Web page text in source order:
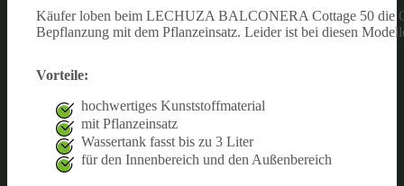
Käufer loben beim LECHUZA BALCONERA Cottage 50 die
Bepflanzung mit dem Pflanzeinsatz. Leider ist bei diesen
Vorteile:
hochwertiges Kunststoffmaterial
mit Pflanzeinsatz
Wassertank fasst bis zu 3 Liter
für den Innenbereich und den Außenbereich